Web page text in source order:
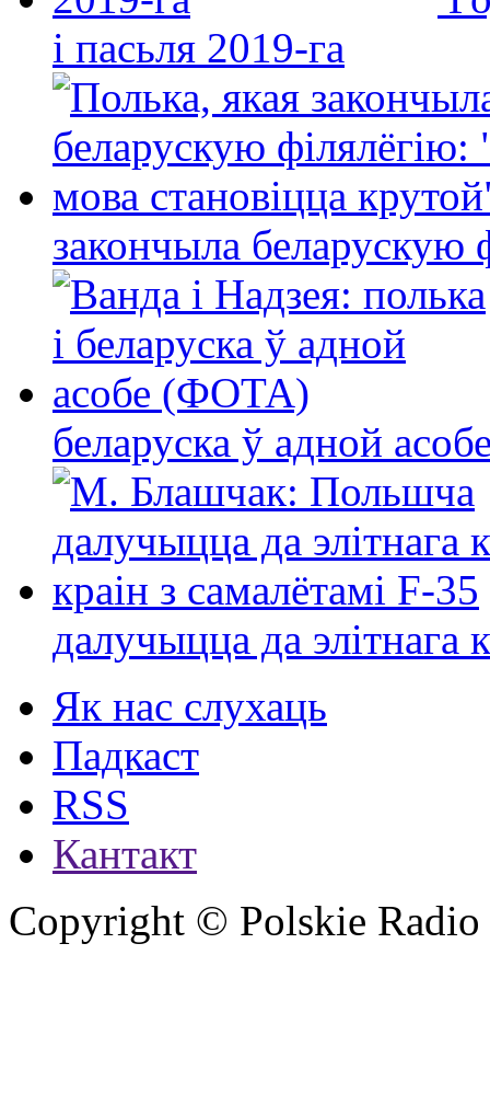
і пасьля 2019-га
закончыла беларускую
беларуска ў адной
далучыцца да элітнага
Як нас слухаць
Падкаст
RSS
Кантакт
Copyright © Polskie